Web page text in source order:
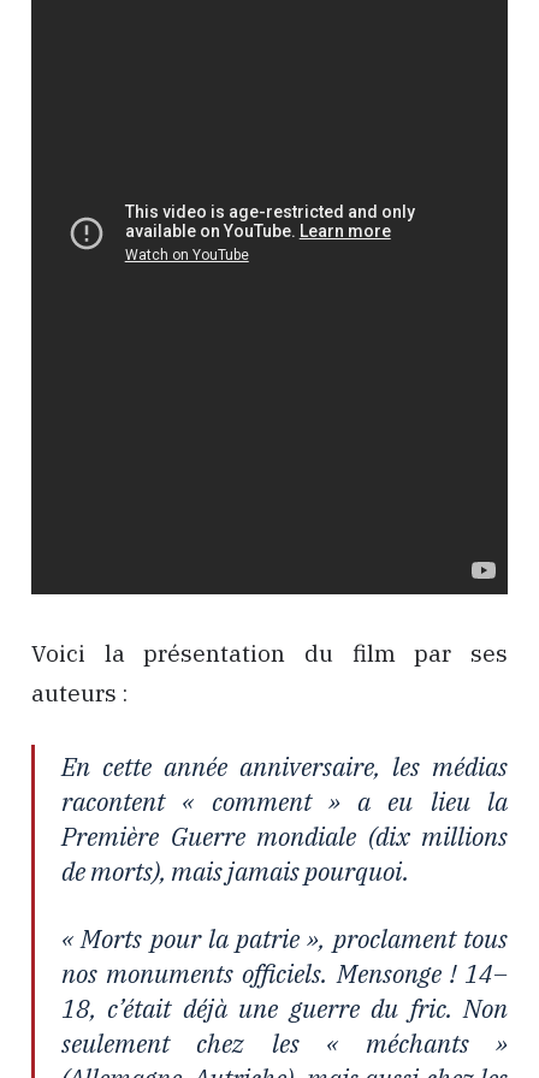
Voici la présentation du film par ses
auteurs :
En cette année anniversaire, les médias
racontent « comment » a eu lieu la
Première Guerre mondiale (dix millions
de morts), mais jamais pourquoi.
« Morts pour la patrie », proclament tous
nos monuments officiels. Mensonge ! 14–
18, c’était déjà une guerre du fric. Non
seulement chez les « méchants »